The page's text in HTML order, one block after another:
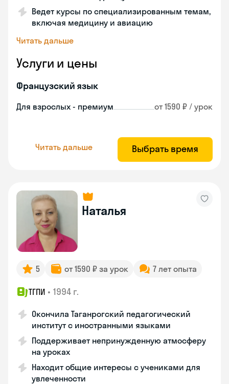
Ведет курсы по специализированным темам,
включая медицину и авиацию
Читать дальше
Услуги и цены
Французский язык
Для взрослых - премиум от 1590 ₽ / урок
Читать дальше Выбрать время
Наталья
5 от 1590 ₽ за урок 7 лет опыта
ТГПИ • 1994 г.
Окончила Таганрогский педагогический
институт с иностранными языками
Поддерживает непринужденную атмосферу
на уроках
Находит общие интересы с учениками для
увлеченности